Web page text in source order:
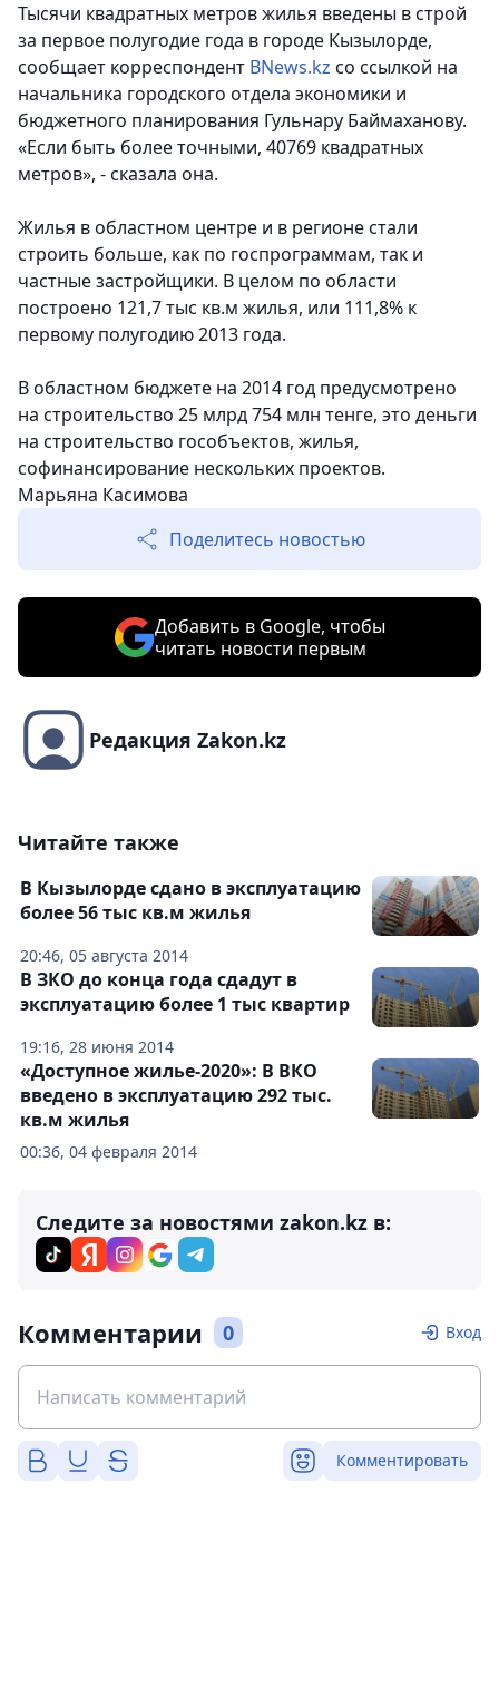
Тысячи квадратных метров жилья введены в строй
за первое полугодие года в городе Кызылорде,
сообщает корреспондент BNews.kz со ссылкой на
начальника городского отдела экономики и
бюджетного планирования Гульнару Баймаханову.
«Если быть более точными, 40769 квадратных
метров», - сказала она.
Жилья в областном центре и в регионе стали
строить больше, как по госпрограммам, так и
частные застройщики. В целом по области
построено 121,7 тыс кв.м жилья, или 111,8% к
первому полугодию 2013 года.
В областном бюджете на 2014 год предусмотрено
на строительство 25 млрд 754 млн тенге, это деньги
на строительство гособъектов, жилья,
софинансирование нескольких проектов.
Марьяна Касимова
Поделитесь новостью
Добавить в Google, чтобы
читать новости первым
Редакция Zakon.kz
Читайте также
20:46, 05 августа 2014
В Кызылорде сдано в эксплуатацию
более 56 тыс кв.м жилья
19:16, 28 июня 2014
В ЗКО до конца года сдадут в
эксплуатацию более 1 тыс квартир
00:36, 04 февраля 2014
«Доступное жилье-2020»: В ВКО
введено в эксплуатацию 292 тыс.
кв.м жилья
Следите за новостями zakon.kz в:
Комментарии 0 Вход
Комментировать